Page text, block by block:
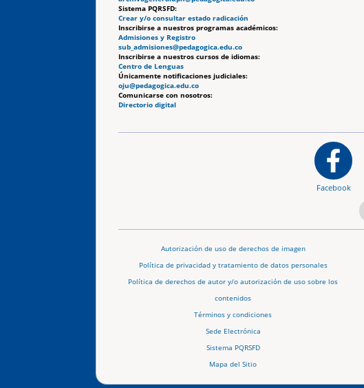
Sistema PQRSFD:
Crear y/o consultar estado radicación
Inscribirse a nuestros programas académicos:
Admisiones y Registro
sub_admisiones@pedagogica.edu.co
Inscribirse a nuestros cursos de idiomas:
Centro de Lenguas
Únicamente notificaciones judiciales:
oju@pedagogica.edu.co
Comunicarse con nosotros:
Directorio digital
Facebook
Autorización de uso de derechos de imagen
Política de privacidad y tratamiento de datos personales
Política de derechos de autor y/o autorización de uso sobre los
contenidos
Términos y condiciones
Sede Electrónica
Sistema PQRSFD
Mapa del Sitio